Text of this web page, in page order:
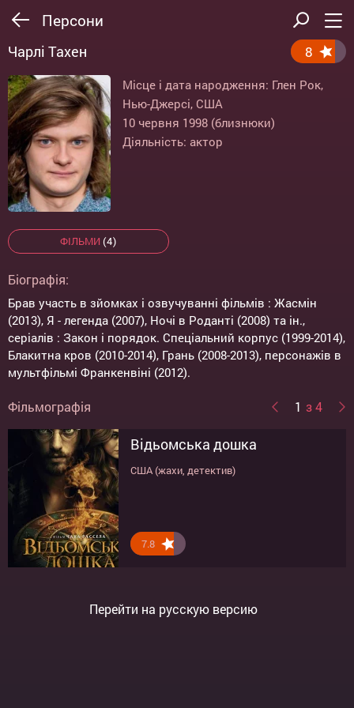
Персони
Чарлі Тахен 8
Місце і дата народження: Глен Рок,
Нью-Джерсі, США
10 червня 1998 (близнюки)
Діяльність: актор
ФІЛЬМИ (4)
Біографія:
Брав участь в зйомках і озвучуванні фільмів : Жасмін
(2013), Я - легенда (2007), Ночі в Роданті (2008) та ін.,
серіалів : Закон і порядок. Спеціальний корпус (1999-2014),
Блакитна кров (2010-2014), Грань (2008-2013), персонажів в
мультфільмі Франкенвіні (2012).
Фільмографія 1 з 4
Відьомська дошка
США (жахи, детектив)
7.8
Черлідерки
Великобританія, США (комедія)
5.8
Кохання та інші обставини
США (драма, комедія)
7.4
Чарлі Сент-Клауд: подвійна
реальність
7.9
Перейти на русскую версию